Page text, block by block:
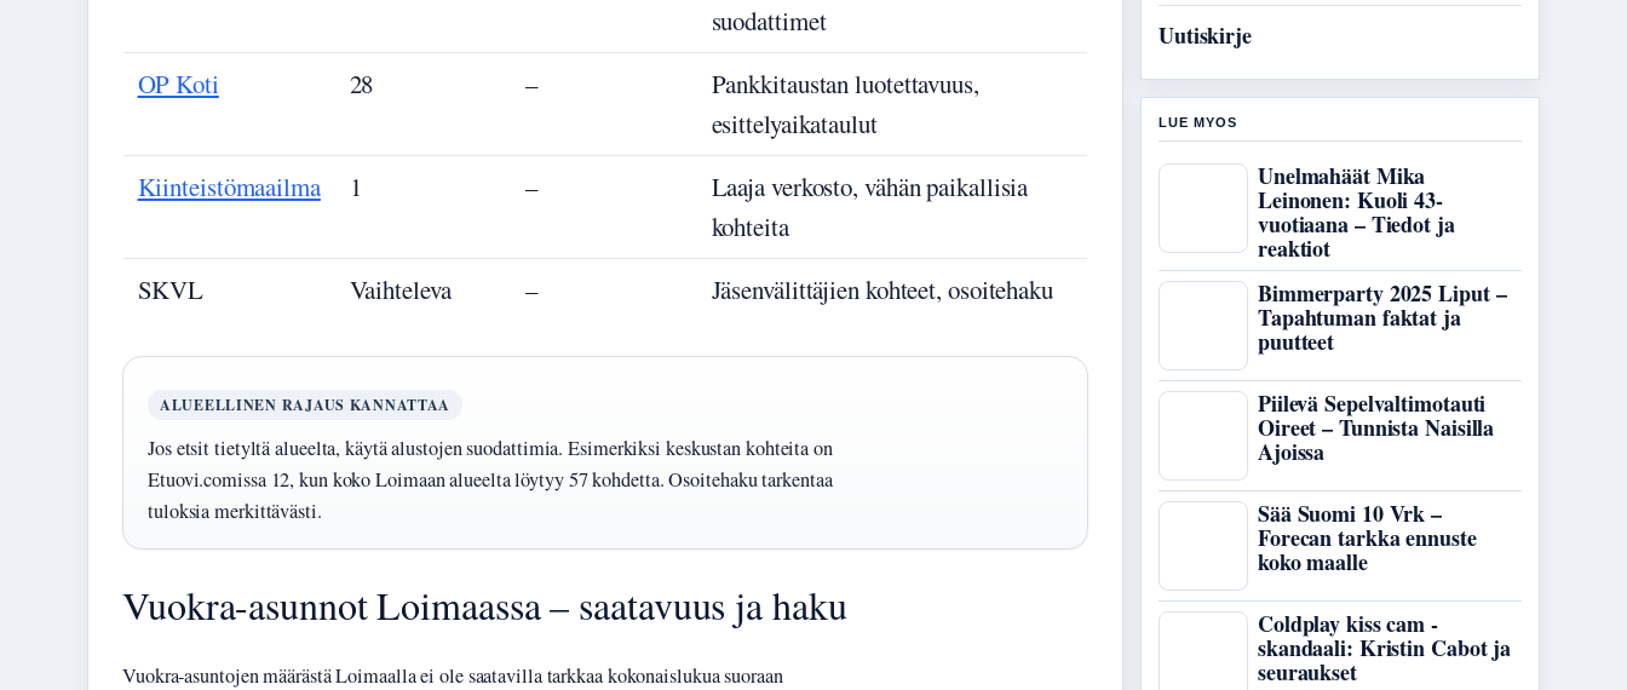
suodattimet
OP Koti
28 –
Pankkitaustan luotettavuus,
esittelyaikataulut
Kiinteistömaailma
1 –
Laaja verkosto, vähän paikallisia
kohteita
SKVL
Vaihteleva – Jäsenvälittäjien kohteet, osoitehaku
ALUEELLINEN RAJAUS KANNATTAA
Jos etsit tietyltä alueelta, käytä alustojen suodattimia. Esimerkiksi keskustan kohteita on
Etuovi.comissa 12, kun koko Loimaan alueelta löytyy 57 kohdetta. Osoitehaku tarkentaa
tuloksia merkittävästi.
Vuokra-asunnot Loimaassa – saatavuus ja haku
Vuokra-asuntojen määrästä Loimaalla ei ole saatavilla tarkkaa kokonaislukua suoraan
Uutiskirje
LUE MYOS
Unelmahäät Mika
Leinonen: Kuoli 43-
vuotiaana – Tiedot ja
reaktiot
Bimmerparty 2025 Liput –
Tapahtuman faktat ja
puutteet
Piilevä Sepelvaltimotauti
Oireet – Tunnista Naisilla
Ajoissa
Sää Suomi 10 Vrk –
Forecan tarkka ennuste
koko maalle
Coldplay kiss cam -
skandaali: Kristin Cabot ja
seuraukset